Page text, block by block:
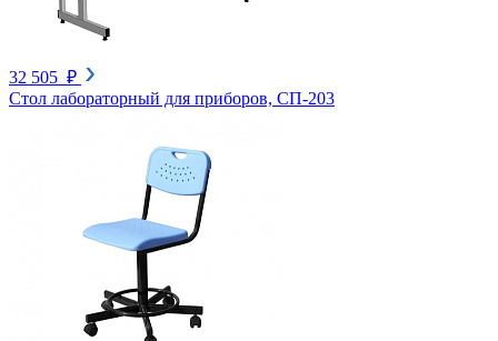
32 505 ₽
Стол лабораторный для приборов, СП-203